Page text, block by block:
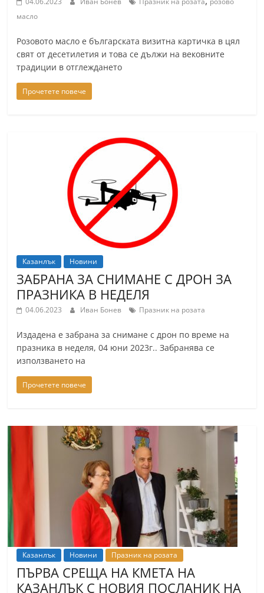
масло
Розовото масло е българската визитна картичка в цял
свят от десетилетия и това се дължи на вековните
традиции в отглеждането
Прочетете повече
Казанлък Новини
ЗАБРАНА ЗА СНИМАНЕ С ДРОН ЗА
ПРАЗНИКА В НЕДЕЛЯ
04.06.2023 Иван Бонев Празник на розата
Издадена е забрана за снимане с дрон по време на
празника в неделя, 04 юни 2023г.. Забранява се
използването на
Прочетете повече
Казанлък Новини Празник на розата
ПЪРВА СРЕЩА НА КМЕТА НА
КАЗАНЛЪК С НОВИЯ ПОСЛАНИК НА